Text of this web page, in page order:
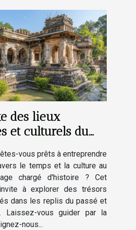
des lieux
et culturels du
vous prêts à entreprendre
le temps et la culture au
chargé d'histoire ? Cet
à explorer des trésors
dans les replis du passé et
Laissez-vous guider par la
nous...